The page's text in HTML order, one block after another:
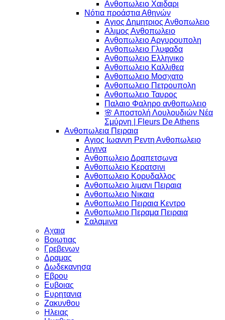
Ανθοπωλειο Χαιδαρι
Νότια προάστια Αθηνών
Αγιος Δημητριος Ανθοπωλειο
Αλιμος Ανθοπωλειο
Ανθοπωλειο Αργυρουπολη
Ανθοπωλειο Γλυφαδα
Ανθοπωλειο Ελληνικο
Ανθοπωλειο Καλλιθεα
Ανθοπωλειο Μοσχατο
Ανθοπωλειο Πετρουπολη
Ανθοπωλειο Ταυρος
Παλαιο Φαληρο ανθοπωλειο
🌸 Αποστολή Λουλουδιών Νέα
Σμύρνη | Fleurs De Athens
Ανθοπωλεια Πειραια
Αγιος Ιωαννη Ρεντη Ανθοπωλειο
Αιγινα
Ανθοπωλειο Δραπετσωνα
Ανθοπωλειο Κερατσινι
Ανθοπωλειο Κορυδαλλος
Ανθοπωλειο λιμανι Πειραια
Ανθοπωλειο Νικαια
Ανθοπωλειο Πειραια Κεντρο
Ανθοπωλειο Περαμα Πειραια
Σαλαμινα
Αχαια
Βοιωτιας
Γρεβενων
Δραμας
Δωδεκανησα
Εβρου
Ευβοιας
Ευρητανια
Ζακυνθου
Ηλειας